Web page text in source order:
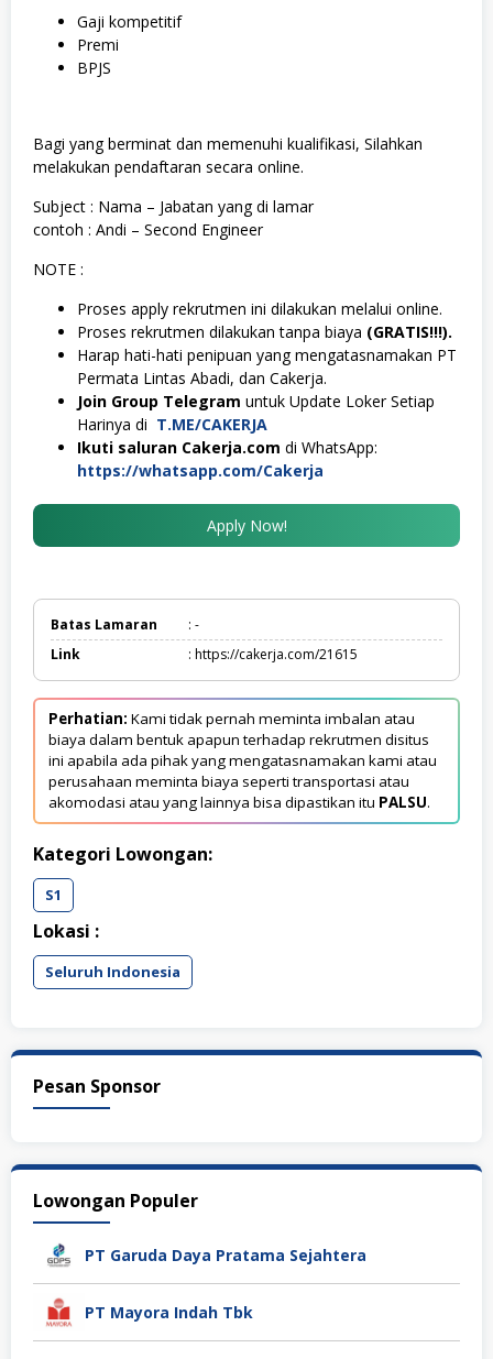
Gaji kompetitif
Premi
BPJS
Bagi yang berminat dan memenuhi kualifikasi, Silahkan
melakukan pendaftaran secara online.
Subject : Nama – Jabatan yang di lamar
contoh : Andi – Second Engineer
NOTE :
Proses apply rekrutmen ini dilakukan melalui online.
Proses rekrutmen dilakukan tanpa biaya (GRATIS!!!).
Harap hati-hati penipuan yang mengatasnamakan PT
Permata Lintas Abadi, dan Cakerja.
Join Group Telegram untuk Update Loker Setiap
Harinya di T.ME/CAKERJA
Ikuti saluran Cakerja.com di WhatsApp:
https://whatsapp.com/Cakerja
Apply Now!
Batas Lamaran
: -
Link
: https://cakerja.com/21615
Perhatian: Kami tidak pernah meminta imbalan atau
biaya dalam bentuk apapun terhadap rekrutmen disitus
ini apabila ada pihak yang mengatasnamakan kami atau
perusahaan meminta biaya seperti transportasi atau
akomodasi atau yang lainnya bisa dipastikan itu PALSU.
Kategori Lowongan:
S1
Lokasi :
Seluruh Indonesia
Pesan Sponsor
Lowongan Populer
PT Garuda Daya Pratama Sejahtera
PT Mayora Indah Tbk